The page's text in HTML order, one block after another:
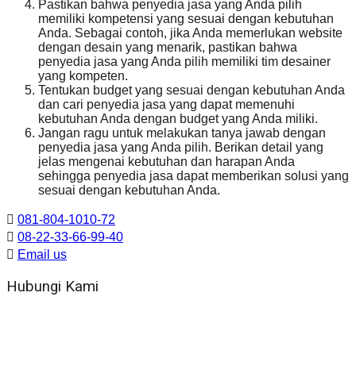
Pastikan bahwa penyedia jasa yang Anda pilih
memiliki kompetensi yang sesuai dengan kebutuhan
Anda. Sebagai contoh, jika Anda memerlukan website
dengan desain yang menarik, pastikan bahwa
penyedia jasa yang Anda pilih memiliki tim desainer
yang kompeten.
Tentukan budget yang sesuai dengan kebutuhan Anda
dan cari penyedia jasa yang dapat memenuhi
kebutuhan Anda dengan budget yang Anda miliki.
Jangan ragu untuk melakukan tanya jawab dengan
penyedia jasa yang Anda pilih. Berikan detail yang
jelas mengenai kebutuhan dan harapan Anda
sehingga penyedia jasa dapat memberikan solusi yang
sesuai dengan kebutuhan Anda.
081-804-1010-72
08-22-33-66-99-40
Email us
Hubungi Kami